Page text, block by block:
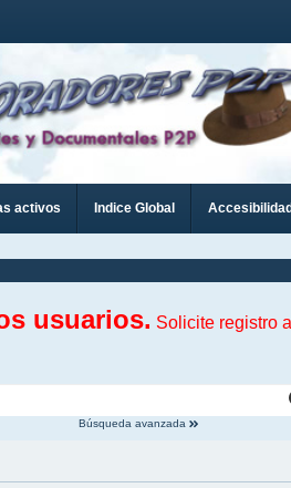
activos Indice Global Accesibilidad
usuarios. Solicite registro a
Búsqueda avanzada